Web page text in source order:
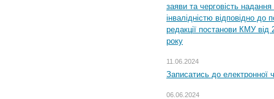
заяви та черговість надання
інвалідністю відповідно
редакції постанови КМУ
року
11.06.2024
Записатись до електронної
06.06.2024